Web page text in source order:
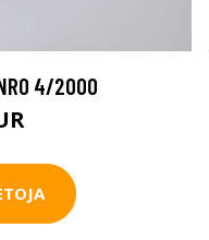
4/2000